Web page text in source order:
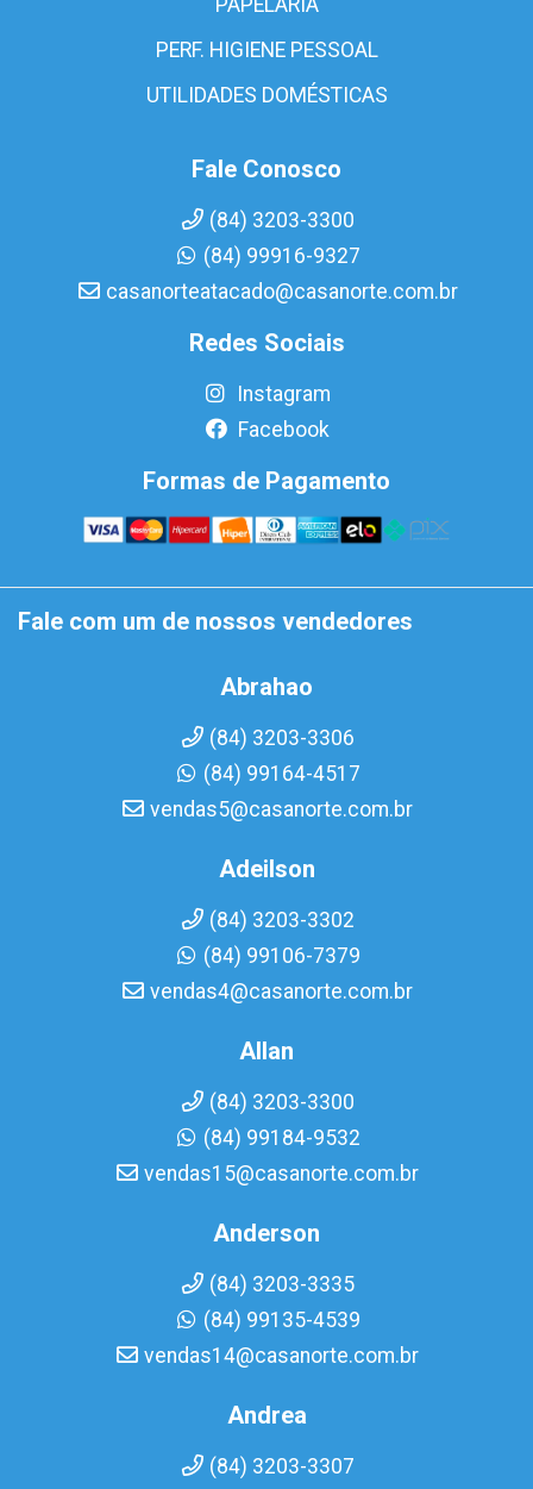
PAPELARIA
PERF. HIGIENE PESSOAL
UTILIDADES DOMÉSTICAS
Fale Conosco
(84) 3203-3300
(84) 99916-9327
casanorteatacado@casanorte.com.br
Redes Sociais
Instagram
Facebook
Formas de Pagamento
Fale com um de nossos vendedores
Abrahao
(84) 3203-3306
(84) 99164-4517
vendas5@casanorte.com.br
Adeilson
(84) 3203-3302
(84) 99106-7379
vendas4@casanorte.com.br
Allan
(84) 3203-3300
(84) 99184-9532
vendas15@casanorte.com.br
Anderson
(84) 3203-3335
(84) 99135-4539
vendas14@casanorte.com.br
Andrea
(84) 3203-3307